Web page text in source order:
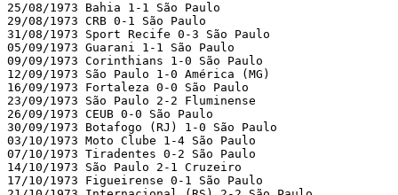
25/08/1973 Bahia 1-1 São Paulo
29/08/1973 CRB 0-1 São Paulo
31/08/1973 Sport Recife 0-3 São Paulo
05/09/1973 Guarani 1-1 São Paulo
09/09/1973 Corinthians 1-0 São Paulo
12/09/1973 São Paulo 1-0 América (MG)
16/09/1973 Fortaleza 0-0 São Paulo
23/09/1973 São Paulo 2-2 Fluminense
26/09/1973 CEUB 0-0 São Paulo
30/09/1973 Botafogo (RJ) 1-0 São Paulo
03/10/1973 Moto Clube 1-4 São Paulo
07/10/1973 Tiradentes 0-2 São Paulo
14/10/1973 São Paulo 2-1 Cruzeiro
17/10/1973 Figueirense 0-1 São Paulo